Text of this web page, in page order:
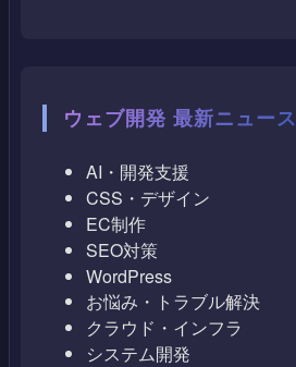
ウェブ開発 最新ニュース
AI・開発支援
CSS・デザイン
EC制作
SEO対策
WordPress
お悩み・トラブル解決
クラウド・インフラ
システム開発